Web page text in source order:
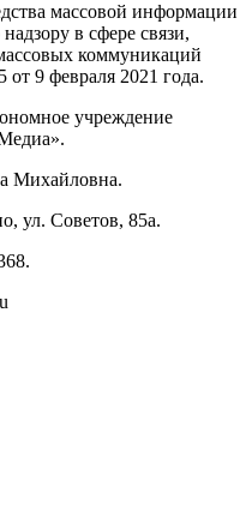
массовой информации
в сфере связи,
коммуникаций
9 февраля 2021 года.
учреждение
Михайловна.
ул. Советов, 85а.